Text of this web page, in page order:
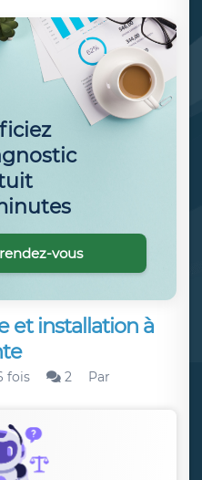
et installation à
fois 2
Par
vous